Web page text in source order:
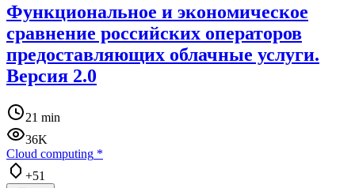
Функциональное и экономическое
сравнение российских операторов
предоставляющих облачные услуги.
Версия 2.0
21 min
36K
Cloud computing *
+51